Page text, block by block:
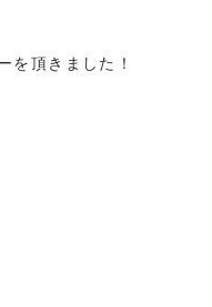
を頂きました！